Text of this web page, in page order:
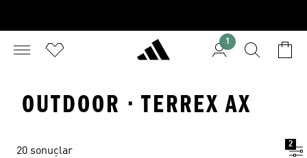
1
OUTDOOR · TERREX AX
20 sonuçlar
2